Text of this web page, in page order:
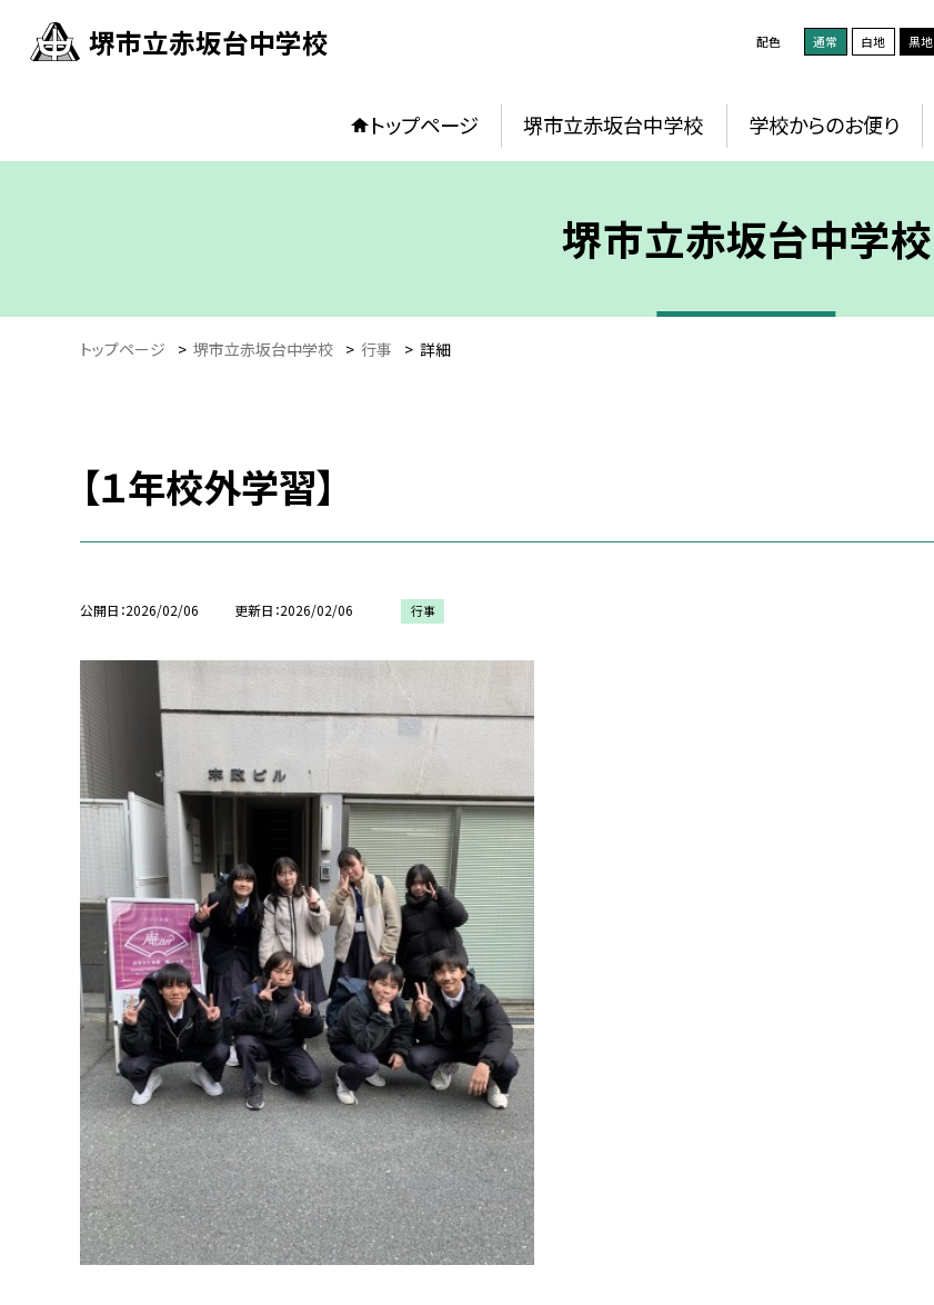
堺市立赤坂台中学校 配色 通常 白地 黒地
トップページ 堺市立赤坂台中学校 学校からのお便り
堺市立赤坂台中学校
トップページ > 堺市立赤坂台中学校 > 行事 > 詳細
【１年校外学習】
公開日 2026/02/06 更新日 2026/02/06 行事